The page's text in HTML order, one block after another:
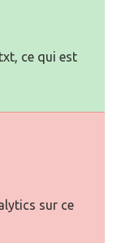
ce qui est
sur ce